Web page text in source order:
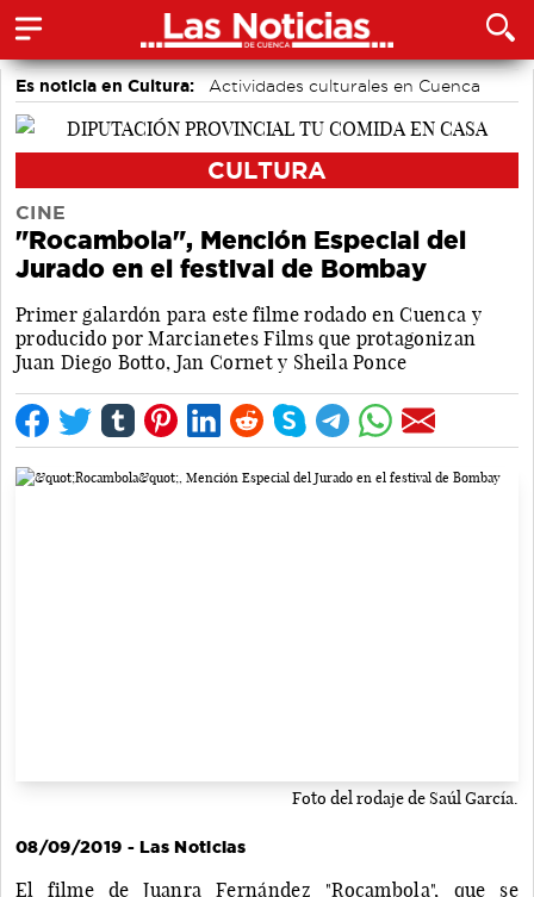
Es noticia en Cultura: Actividades culturales en Cuenca
CULTURA
CINE
"Rocambola", Mención Especial del
Jurado en el festival de Bombay
Primer galardón para este filme rodado en Cuenca y
producido por Marcianetes Films que protagonizan
Juan Diego Botto, Jan Cornet y Sheila Ponce
Foto del rodaje de Saúl García.
08/09/2019 - Las Noticias
El filme de Juanra Fernández "Rocambola", que se